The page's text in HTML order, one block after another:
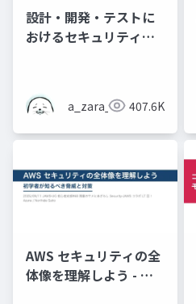
設計・開発・テストに
おけるセキュリティの
a_zara_n 407.6K
AWS セキュリティの全
体像を理解しよう - 初